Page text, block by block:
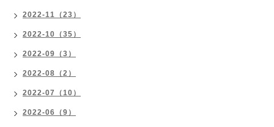
2022-11（23）
2022-10（35）
2022-09（3）
2022-08（2）
2022-07（10）
2022-06（9）